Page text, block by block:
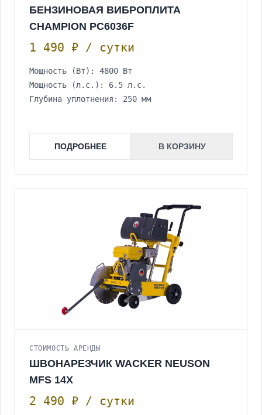
БЕНЗИНОВАЯ ВИБРОПЛИТА
CHAMPION PC6036F
1 490 ₽ / сутки
Мощность (Вт): 4800 Вт
Мощность (л.с.): 6.5 л.с.
Глубина уплотнения: 250 мм
ПОДРОБНЕЕ В КОРЗИНУ
СТОИМОСТЬ АРЕНДЫ
ШВОНАРЕЗЧИК WACKER NEUSON
MFS 14X
2 490 ₽ / сутки